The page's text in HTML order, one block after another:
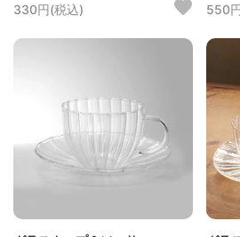
330円(税込)
550